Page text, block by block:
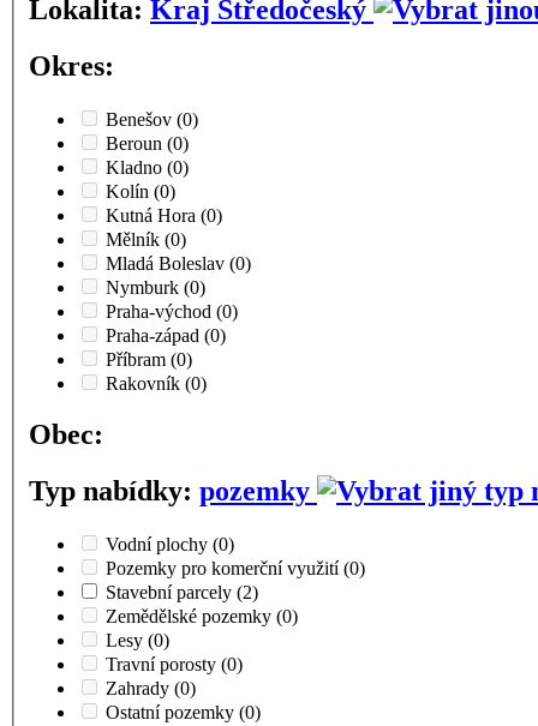
Lokalita:
Kraj Středočeský
Okres:
Benešov (0)
Beroun (0)
Kladno (0)
Kolín (0)
Kutná Hora (0)
Mělník (0)
Mladá Boleslav (0)
Nymburk (0)
Praha-východ (0)
Praha-západ (0)
Příbram (0)
Rakovník (0)
Obec:
Typ nabídky: pozemky
Vodní plochy (0)
Pozemky pro komerční využití(0)
Stavební parcely (2)
Zemědělské pozemky (0)
Lesy (0)
Travní porosty (0)
Zahrady (0)
Ostatní pozemky (0)